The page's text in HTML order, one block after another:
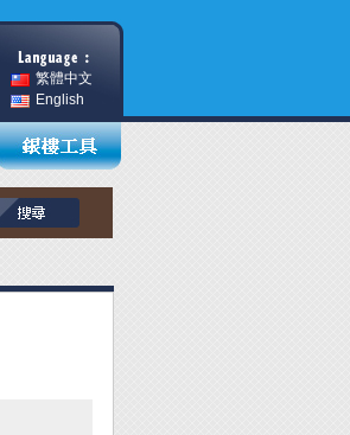
繁體中文
English